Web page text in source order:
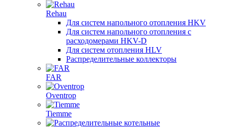
Rehau
Для систем напольного отопления HKV
Для систем напольного отопления с
расходомерами HKV-D
Для систем отопления HLV
Распределительные коллекторы
FAR
Oventrop
Tiemme